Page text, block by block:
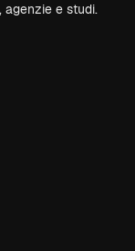
agenzie e studi.